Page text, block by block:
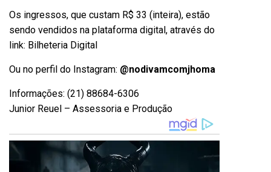
Os ingressos, que custam R$ 33 (inteira), estão
sendo vendidos na plataforma digital, através do
link: Bilheteria Digital
Ou no perfil do Instagram: @nodivamcomjhoma
Informações: (21) 88684-6306
Junior Reuel – Assessoria e Produção